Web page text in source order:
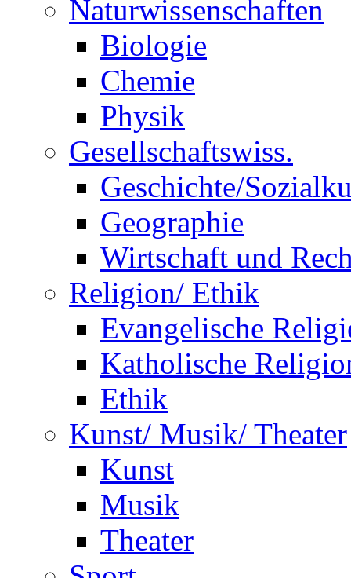
Naturwissenschaften
Biologie
Chemie
Physik
Gesellschaftswiss.
Geschichte/
Geographie
Wirtschaft und
Religion/ Ethik
Evangelische
Katholische
Ethik
Kunst/ Musik/ Theater
Kunst
Musik
Theater